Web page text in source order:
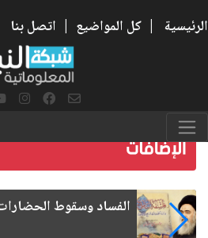
الرئيسية | كل المواضيع | اتصل بنا
رواتب الموظفين على